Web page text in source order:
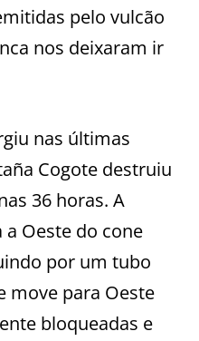
pelo vulcão
nos deixaram ir
nas últimas
Cogote destruiu
36 horas. A
Oeste do cone
por um tubo
move para Oeste
bloqueadas e